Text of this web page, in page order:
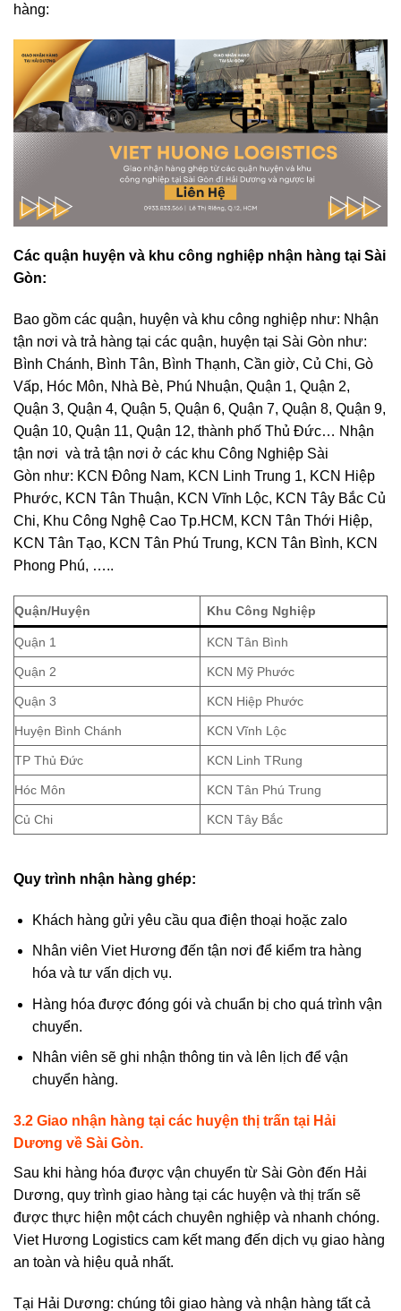
hàng:
Các quận huyện và khu công nghiệp nhận hàng tại Sài
Gòn:
Bao gồm các quận, huyện và khu công nghiệp như: Nhận
tận nơi và trả hàng tại các quận, huyện tại Sài Gòn như:
Bình Chánh, Bình Tân, Bình Thạnh, Cần giờ, Củ Chi, Gò
Vấp, Hóc Môn, Nhà Bè, Phú Nhuận, Quận 1, Quận 2,
Quận 3, Quận 4, Quận 5, Quận 6, Quận 7, Quận 8, Quận 9,
Quận 10, Quận 11, Quận 12, thành phố Thủ Đức… Nhận
tận nơi và trả tận nơi ở các khu Công Nghiệp Sài
Gòn như: KCN Đông Nam, KCN Linh Trung 1, KCN Hiệp
Phước, KCN Tân Thuận, KCN Vĩnh Lộc, KCN Tây Bắc Củ
Chi, Khu Công Nghệ Cao Tp.HCM, KCN Tân Thới Hiệp,
KCN Tân Tạo, KCN Tân Phú Trung, KCN Tân Bình, KCN
Phong Phú, …..
Quận/Huyện Khu Công Nghiệp
Quận 1 KCN Tân Bình
Quận 2 KCN Mỹ Phước
Quận 3 KCN Hiệp Phước
Huyện Bình Chánh KCN Vĩnh Lộc
TP Thủ Đức KCN Linh TRung
Hóc Môn KCN Tân Phú Trung
Củ Chi KCN Tây Bắc
Quy trình nhận hàng ghép:
Khách hàng gửi yêu cầu qua điện thoại hoặc zalo
Nhân viên Viet Hương đến tận nơi để kiểm tra hàng
hóa và tư vấn dịch vụ.
Hàng hóa được đóng gói và chuẩn bị cho quá trình vận
chuyển.
Nhân viên sẽ ghi nhận thông tin và lên lịch để vận
chuyển hàng.
3.2 Giao nhận hàng tại các huyện thị trấn tại Hải
Dương về Sài Gòn.
Sau khi hàng hóa được vận chuyển từ Sài Gòn đến Hải
Dương, quy trình giao hàng tại các huyện và thị trấn sẽ
được thực hiện một cách chuyên nghiệp và nhanh chóng.
Viet Hương Logistics cam kết mang đến dịch vụ giao hàng
an toàn và hiệu quả nhất.
Tại Hải Dương: chúng tôi giao hàng và nhận hàng tất cả